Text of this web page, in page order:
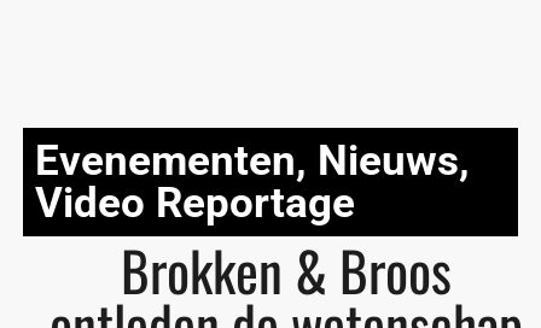
Evenementen, Nieuws,
Video Reportage
Brokken & Broos